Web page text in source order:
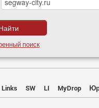
поиск
Links SW LI MyDrop